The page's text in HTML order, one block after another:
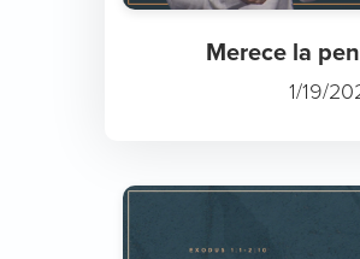
Merece la
1/19/